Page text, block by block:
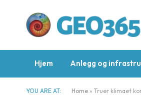
Hjem Anlegg og
YOU ARE AT: Home » Truer klimaet